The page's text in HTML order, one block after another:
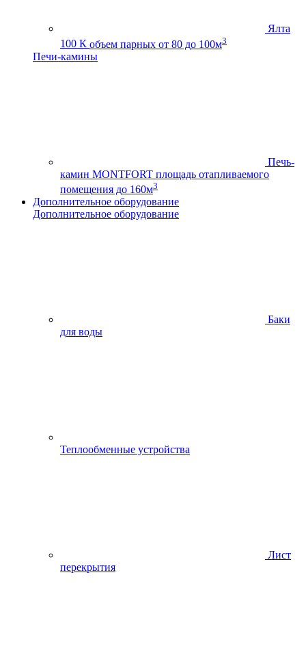
Ялта
100 К объем парных от 80 до 100м3
Печи-камины
Печь-
камин MONTFORT площадь отапливаемого
помещения до 160м3
Дополнительное оборудование
Дополнительное оборудование
Баки
для воды
Теплообменные устройства
Лист
перекрытия